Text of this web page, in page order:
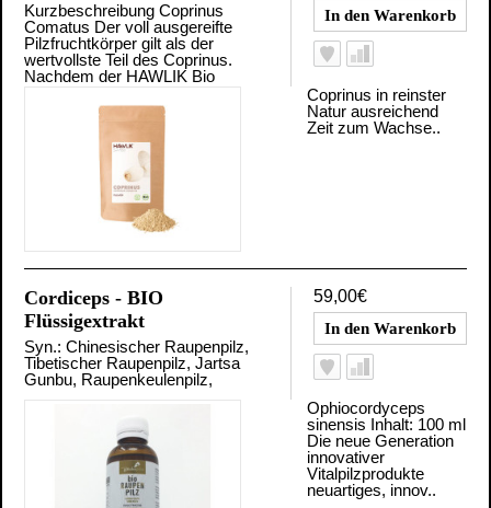
Kurzbeschreibung Coprinus
Comatus Der voll ausgereifte
Pilzfruchtkörper gilt als der
wertvollste Teil des Coprinus.
Nachdem der HAWLIK Bio
Coprinus in reinster
Natur ausreichend
Zeit zum Wachse..
59,00€
Cordiceps - BIO
Flüssigextrakt
Syn.: Chinesischer Raupenpilz,
Tibetischer Raupenpilz, Jartsa
Gunbu, Raupenkeulenpilz,
Ophiocordyceps
sinensis Inhalt: 100 ml
Die neue Generation
innovativer
Vitalpilzprodukte
neuartiges, innov..